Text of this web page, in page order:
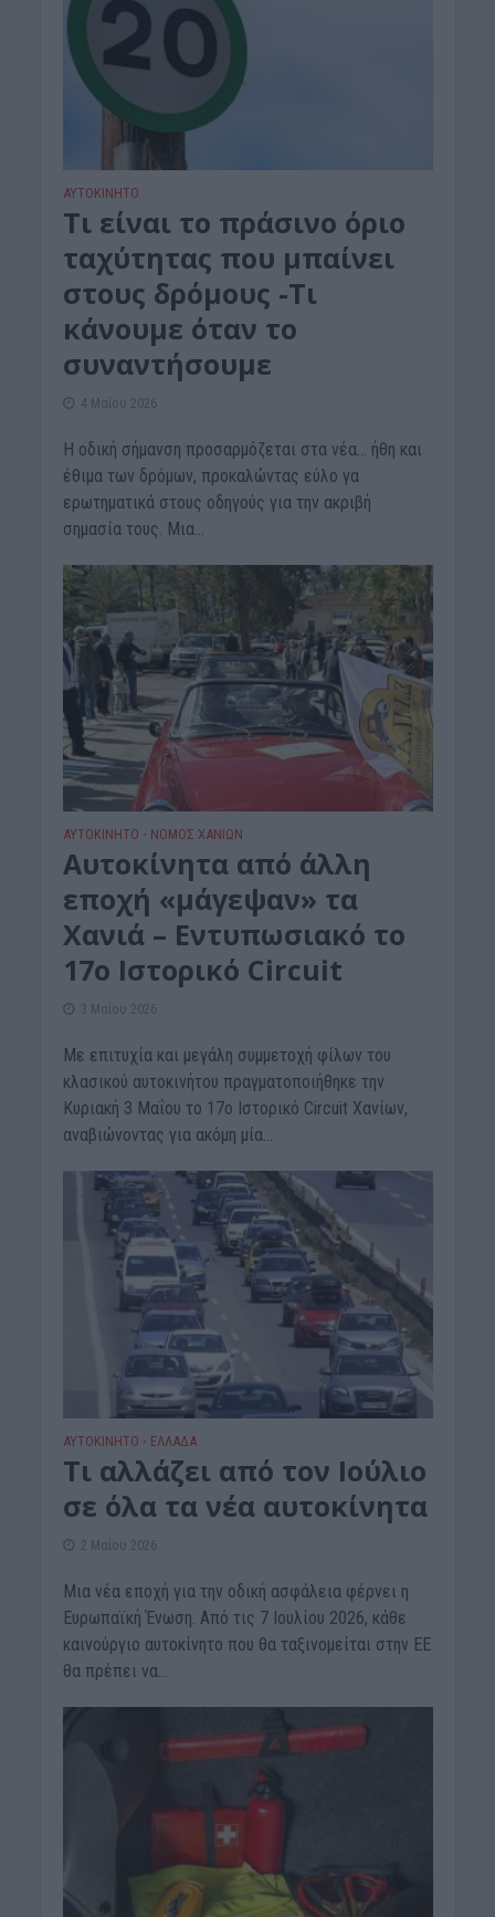
ΑΥΤΟΚΙΝΗΤΟ
Τι είναι το πράσινο όριο
ταχύτητας που μπαίνει
στους δρόμους -Τι
κάνουμε όταν το
συναντήσουμε
4 Μαΐου 2026
Η οδική σήμανση προσαρμόζεται στα νέα… ήθη και
έθιμα των δρόμων, προκαλώντας εύλο γα
ερωτηματικά στους οδηγούς για την ακριβή
σημασία τους. Μια...
ΑΥΤΟΚΙΝΗΤΟ • ΝΟΜΌΣ ΧΑΝΊΩΝ
Αυτοκίνητα από άλλη
εποχή «μάγεψαν» τα
Χανιά – Εντυπωσιακό το
17ο Ιστορικό Circuit
3 Μαΐου 2026
Με επιτυχία και μεγάλη συμμετοχή φίλων του
κλασικού αυτοκινήτου πραγματοποιήθηκε την
Κυριακή 3 Μαΐου το 17ο Ιστορικό Circuit Χανίων,
αναβιώνοντας για ακόμη μία...
ΑΥΤΟΚΙΝΗΤΟ • ΕΛΛΑΔΑ
Τι αλλάζει από τον Ιούλιο
σε όλα τα νέα αυτοκίνητα
2 Μαΐου 2026
Μια νέα εποχή για την οδική ασφάλεια φέρνει η
Ευρωπαϊκή Ένωση. Από τις 7 Ιουλίου 2026, κάθε
καινούργιο αυτοκίνητο που θα ταξινομείται στην ΕΕ
θα πρέπει να...